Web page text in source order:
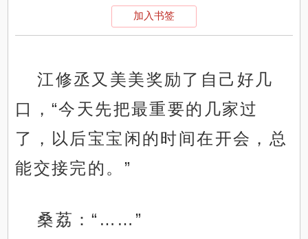
加入书签
江修丞又美美奖励了自己好几
口，“今天先把最重要的几家过
了，以后宝宝闲的时间在开会，总
能交接完的。”
桑荔：“……”